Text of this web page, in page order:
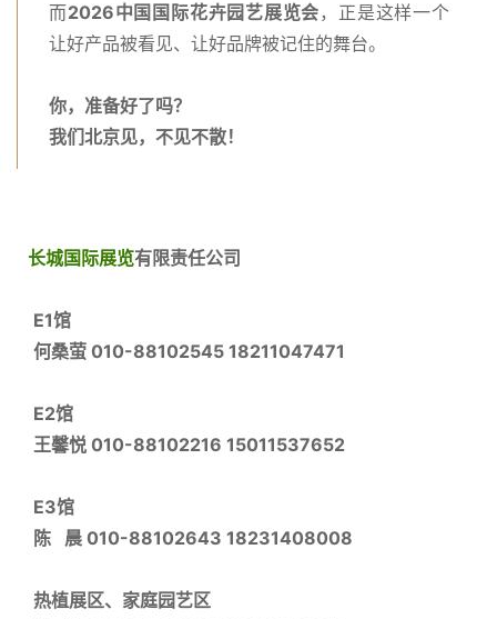
而2026中国国际花卉园艺展览会 ，正是这样一个
让好产品被看见、让好品牌被记住的舞台。
你，准备好了吗？
我们北京见，不见不散！
长城国际展览有限责任公司
E1馆
何桑萤 010-88102545 18211047471
E2馆
王馨悦 010-88102216 15011537652
E3馆
陈 晨 010-88102643 18231408008
热植展区、家庭园艺区